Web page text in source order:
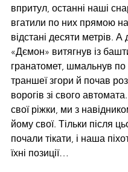
впритул, останні наші
вгатили по них прямою
відстані десяти метрів. А
«Дємон» витягнув із
гранатомет, шмальнув по
траншеї згори й почав
ворогів зі свого
свої ріжки, ми з
йому свої. Тільки після
почали тікати, і наша
їхні позиції…